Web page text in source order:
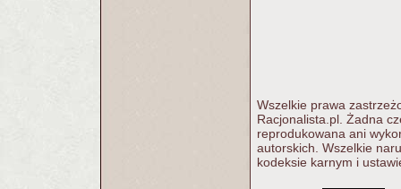
Wszelkie prawa
Racjonalista.pl. Żadna
reprodukowana ani
autorskich. Wszelkie
kodeksie karnym i